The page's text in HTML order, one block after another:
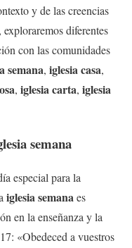
y de las creencias
diferentes
con las comunidades
semana, iglesia casa,
, iglesia carta, iglesia
semana
especial para la
iglesia semanaes
en la enseñanza y la
«Obedeced a vuestros